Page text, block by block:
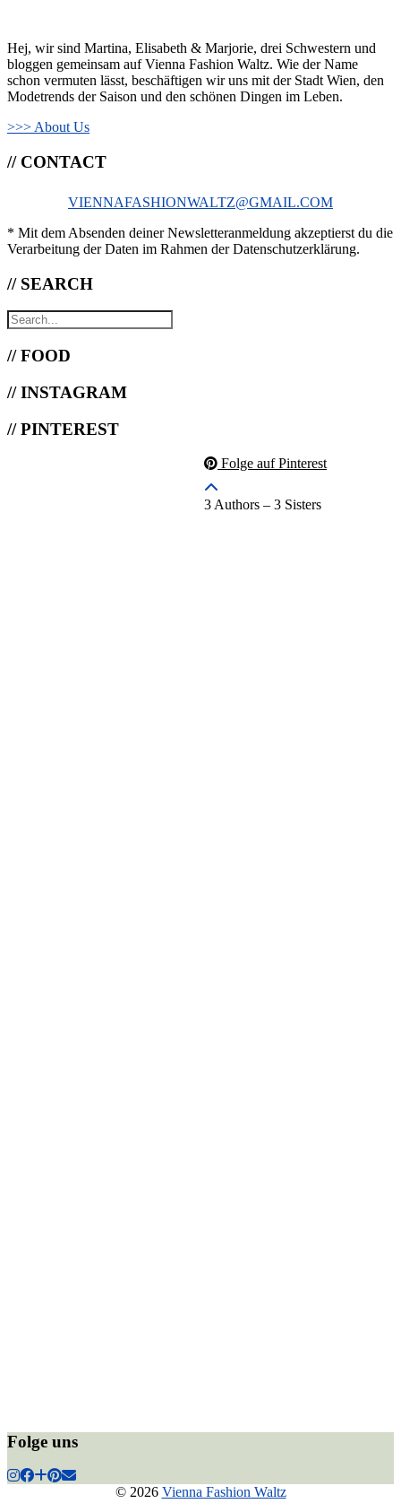
Hej, wir sind Martina, Elisabeth & Marjorie, drei Schwestern und
bloggen gemeinsam auf Vienna Fashion Waltz. Wie der Name
schon vermuten lässt, beschäftigen wir uns mit der Stadt Wien, den
Modetrends der Saison und den schönen Dingen im Leben.
>>> About Us
// CONTACT
VIENNAFASHIONWALTZ@GMAIL.COM
* Mit dem Absenden deiner Newsletteranmeldung akzeptierst du die
Verarbeitung der Daten im Rahmen der Datenschutzerklärung.
// SEARCH
// FOOD
// INSTAGRAM
// PINTEREST
Folge auf Pinterest
3 Authors – 3 Sisters
Folge uns
© 2026 Vienna Fashion Waltz